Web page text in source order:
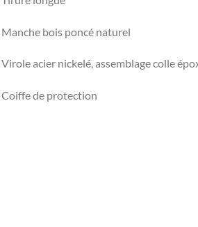
Manche bois poncé naturel
Virole acier nickelé, assemblage colle
Coiffe de protection